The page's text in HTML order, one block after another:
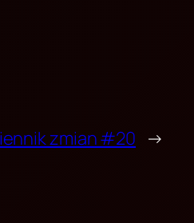
zmian #20 →